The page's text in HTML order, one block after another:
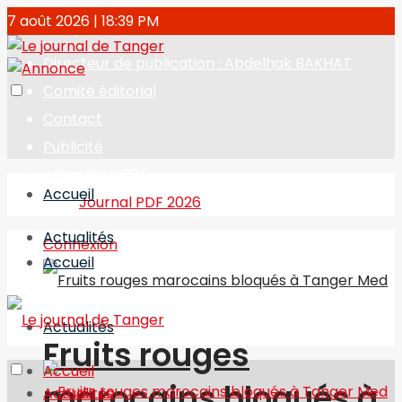
7 août 2026 | 18:39 PM
Directeur de publication : Abdelhak BAKHAT
Journal PDF 2026
Connexion
Accueil
Actualités
Fruits rouges
Accueil
Actualités
Accueil
Actualités